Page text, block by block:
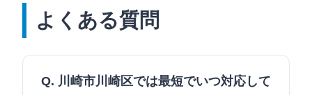
よくある質問
Q. 川崎市川崎区では最短でいつ対応して